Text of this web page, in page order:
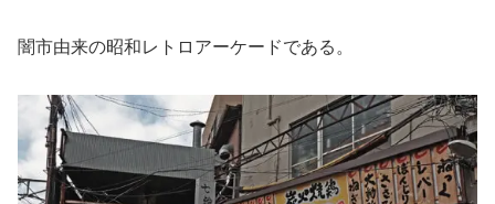
闇市由来の昭和レトロアーケードである。